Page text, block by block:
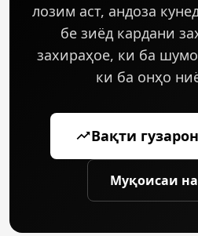
лозим аст, андоза
бе зиёд кардани
захираҳое, ки ба
ки ба онҳо
Вақти
Муқоисаи